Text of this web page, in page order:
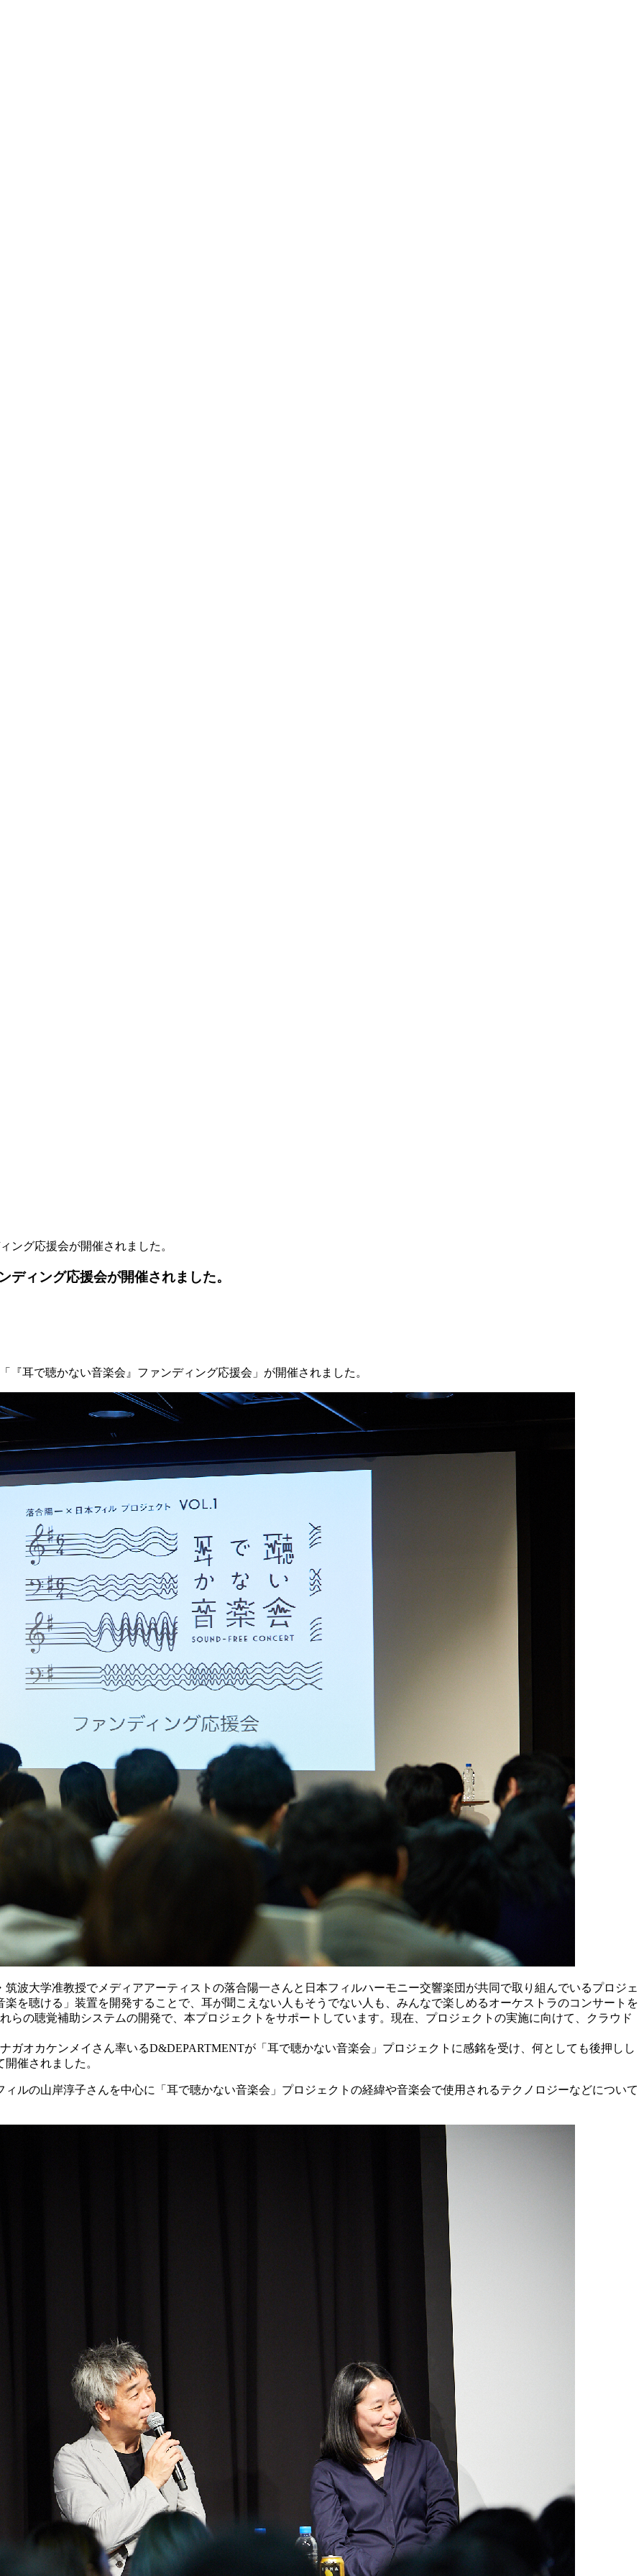
ング応援会が開催されました。
ディング応援会が開催されました。
『耳で聴かない音楽会』ファンディング応援会」が開催されました。
波大学准教授でメディアアーティストの落合陽一さんと日本フィルハーモニー交響楽団が共同で取り組んでいるプロジェ
を聴ける」装置を開発することで、耳が聞こえない人もそうでない人も、みんなで楽しめるオーケストラのコンサートを
らの聴覚補助システムの開発で、本プロジェクトをサポートしています。現在、プロジェクトの実施に向けて、クラウド
ガオカケンメイさん率いるD&DEPARTMENTが「耳で聴かない音楽会」プロジェクトに感銘を受け、何としても後押しし
催されました。
ルの山岸淳子さんを中心に「耳で聴かない音楽会」プロジェクトの経緯や音楽会で使用されるテクノロジーなどについて